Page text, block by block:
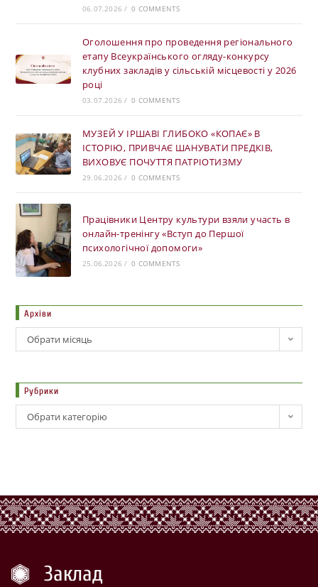
06.07.2026 / 0 COMMENTS
Оголошення про проведення регіонального
етапу Всеукраїнського огляду-конкурсу
клубних закладів у сільській місцевості у 2026
році
03.07.2026 / 0 COMMENTS
МУЗЕЙ У ІРШАВІ ГЛИБОКО «КОПАЄ» В
ІСТОРІЮ, ПРИВЧАЄ ШАНУВАТИ ПРЕДКІВ,
ВИХОВУЄ ПОЧУТТЯ ПАТРІОТИЗМУ
29.06.2026 / 0 COMMENTS
Працівники Центру культури взяли участь в
онлайн-тренінгу «Вступ до Першої
психологічної допомоги»
25.06.2026 / 0 COMMENTS
Архіви
Обрати місяць
Рубрики
Обрати категорію
Заклад